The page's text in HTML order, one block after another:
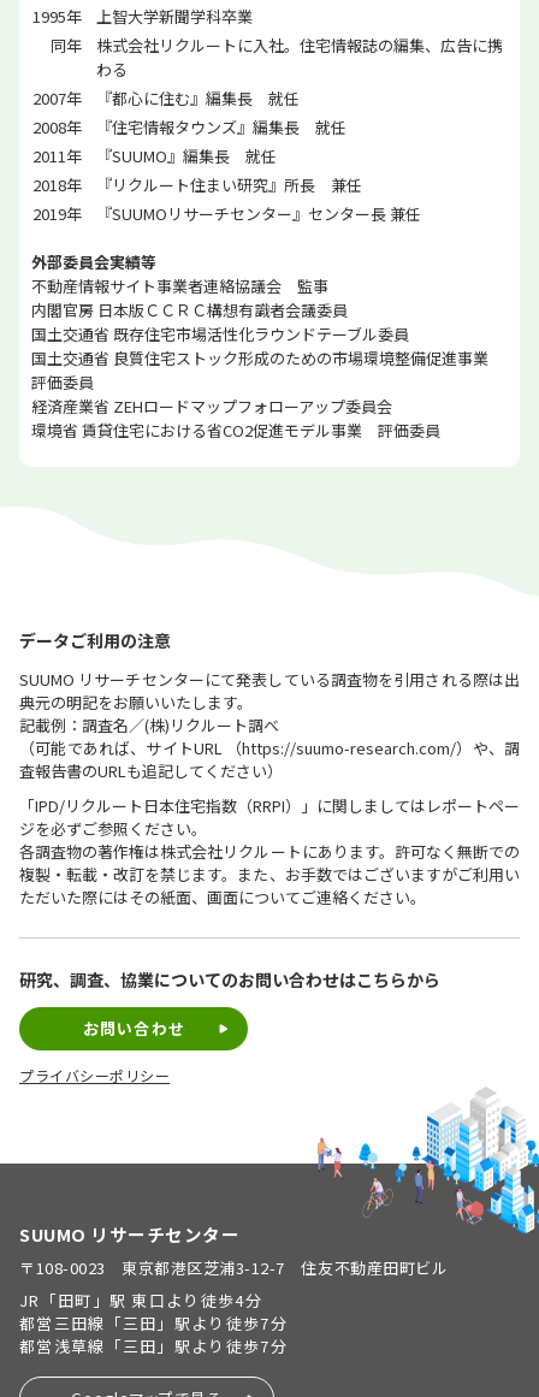
1995年
上智大学新聞学科卒業
同年
株式会社リクルートに入社。住宅情報誌の編集、広告に携
わる
2007年
『都心に住む』編集長 就任
2008年
『住宅情報タウンズ』編集長 就任
2011年
『SUUMO』編集長 就任
2018年
『リクルート住まい研究』所長 兼任
2019年
『SUUMOリサーチセンター』センター長 兼任
外部委員会実績等
不動産情報サイト事業者連絡協議会 監事
内閣官房 日本版ＣＣＲＣ構想有識者会議委員
国土交通省 既存住宅市場活性化ラウンドテーブル委員
国土交通省 良質住宅ストック形成のための市場環境整備促進事業
評価委員
経済産業省 ZEHロードマップフォローアップ委員会
環境省 賃貸住宅における省CO2促進モデル事業 評価委員
データご利用の注意
SUUMO リサーチセンターにて発表している調査物を引用される際は出
典元の明記をお願いいたします。
記載例：調査名／(株)リクルート調べ
（可能であれば、サイトURL （https://suumo-research.com/）や、調
査報告書のURLも追記してください）
「IPD/リクルート日本住宅指数（RRPI）」に関しましてはレポートペー
ジを必ずご参照ください。
各調査物の著作権は株式会社リクルートにあります。許可なく無断での
複製・転載・改訂を禁じます。また、お手数ではございますがご利用い
ただいた際にはその紙面、画面についてご連絡ください。
研究、調査、協業についてのお問い合わせはこちらから
お問い合わせ
プライバシーポリシー
SUUMO リサーチセンター
〒108-0023 東京都港区芝浦3-12-7 住友不動産田町ビル
JR「田町」駅 東口より徒歩4分
都営三田線「三田」駅より徒歩7分
都営浅草線「三田」駅より徒歩7分